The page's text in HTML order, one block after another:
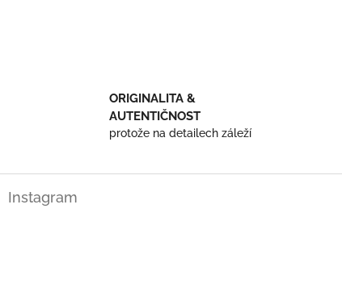
ORIGINALITA &
AUTENTIČNOST
protože na detailech záleží
Instagram